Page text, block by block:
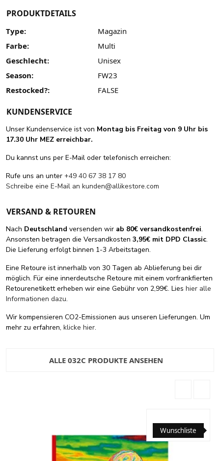
PRODUKTDETAILS
Type:
Magazin
Farbe:
Multi
Geschlecht:
Unisex
Season:
FW23
Restocked?:
FALSE
KUNDENSERVICE
Unser Kundenservice ist von Montag bis Freitag von 9 Uhr bis
17.30 Uhr MEZ erreichbar.
Du kannst uns per E-Mail oder telefonisch erreichen:
Rufe uns an unter +49 40 67 38 17 80
Schreibe eine E-Mail an kunden@allikestore.com
VERSAND & RETOUREN
Nach Deutschland versenden wir ab 80€ versandkostenfrei.
Ansonsten betragen die Versandkosten 3,95€ mit DPD Classic.
Die Lieferung erfolgt binnen 1-3 Arbeitstagen.
Eine Retoure ist innerhalb von 30 Tagen ab Ablieferung bei dir
möglich. Für eine innerdeutsche Retoure mit einem vorfrankfierten
Retourenetikett erheben wir eine Gebühr von 2,99€. Lies hier alle
Informationen dazu.
Wir kompensieren CO2-Emissionen aus unseren Lieferungen. Um
mehr zu erfahren, klicke hier.
ALLE 032C PRODUKTE ANSEHEN
Wunschliste